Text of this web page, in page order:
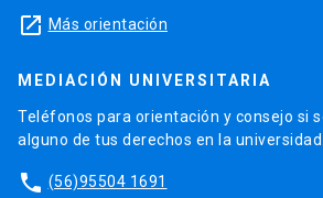
launch Más orientación
MEDIACIÓN UNIVERSITARIA
Teléfonos para orientación y consejo si
alguno de tus derechos en la universidad.
phone (56)95504 1691